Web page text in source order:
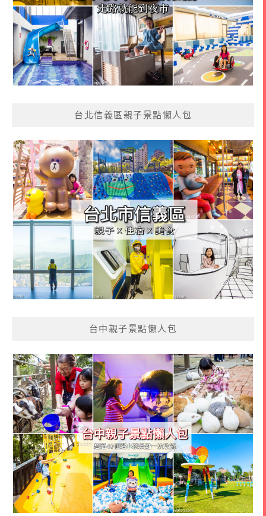
台北信義區親子景點懶人包
台中親子景點懶人包